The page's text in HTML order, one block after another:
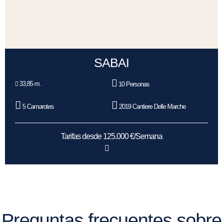
SABAI
33,85 m. 10 Personas
5 Camarotes 2019 Cantiere Delle Marche
Tarifas desde 125.000 €/Semana